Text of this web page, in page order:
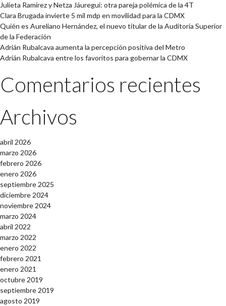
Julieta Ramírez y Netza Jáuregui: otra pareja polémica de la 4T
Clara Brugada invierte 5 mil mdp en movilidad para la CDMX
Quién es Aureliano Hernández, el nuevo titular de la Auditoría Superior
de la Federación
Adrián Rubalcava aumenta la percepción positiva del Metro
Adrián Rubalcava entre los favoritos para gobernar la CDMX
Comentarios recientes
Archivos
abril 2026
marzo 2026
febrero 2026
enero 2026
septiembre 2025
diciembre 2024
noviembre 2024
marzo 2024
abril 2022
marzo 2022
enero 2022
febrero 2021
enero 2021
octubre 2019
septiembre 2019
agosto 2019